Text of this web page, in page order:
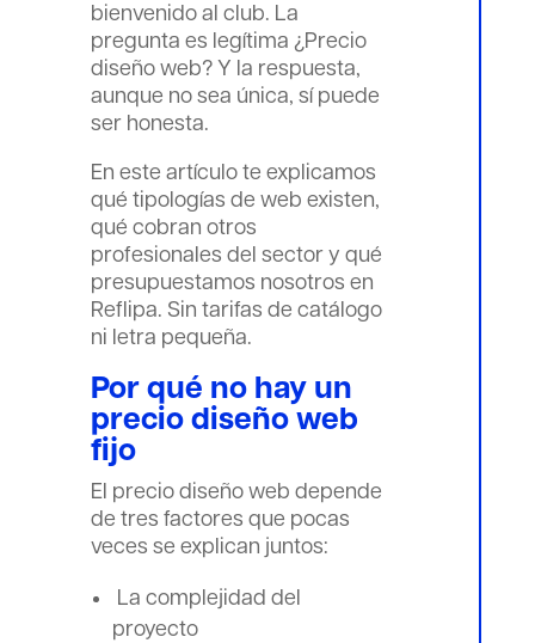
bienvenido al club. La
pregunta es legítima ¿Precio
diseño web? Y la respuesta,
aunque no sea única, sí puede
ser honesta.
En este artículo te explicamos
qué tipologías de web existen,
qué cobran otros
profesionales del sector y qué
presupuestamos nosotros en
Reflipa. Sin tarifas de catálogo
ni letra pequeña.
Por qué no hay un
preciodiseño web
fijo
El precio diseño web depende
de tres factores que pocas
veces se explican juntos:
La complejidad del
proyecto